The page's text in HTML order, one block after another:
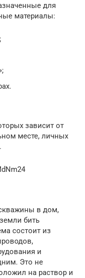
для
материалы:
зависит от
месте, личных
в дом,
бить
состоит из
и
Это не
на раствор и